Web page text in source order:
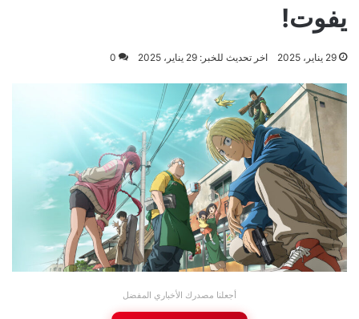
يفوت!
29 يناير، 2025 اخر تحديث للخبر: 29 يناير، 2025 0
أجعلنا مصدرك الأخباري المفضل